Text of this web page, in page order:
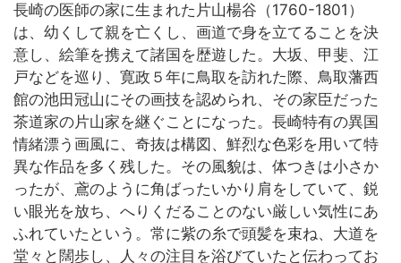
長崎の医師の家に生まれた片山楊谷（1760-1801）
は、幼くして親を亡くし、画道で身を立てることを決
意し、絵筆を携えて諸国を歴遊した。大坂、甲斐、江
戸などを巡り、寛政５年に鳥取を訪れた際、鳥取藩西
館の池田冠山にその画技を認められ、その家臣だった
茶道家の片山家を継ぐことになった。長崎特有の異国
情緒漂う画風に、奇抜は構図、鮮烈な色彩を用いて特
異な作品を多く残した。その風貌は、体つきは小さか
ったが、鳶のように角ばったいかり肩をしていて、鋭
い眼光を放ち、へりくだることのない厳しい気性にあ
ふれていたという。常に紫の糸で頭髪を束ね、大道を
堂々と闊歩し、人々の注目を浴びていたと伝わってお